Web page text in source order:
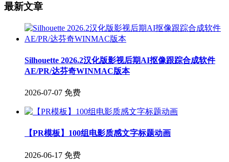
最新文章
Silhouette 2026.2汉化版影视后期AI抠像跟踪合成软件
AE/PR/达芬奇WINMAC版本
2026-07-07 免费
【PR模板】100组电影质感文字标题动画
2026-06-17 免费